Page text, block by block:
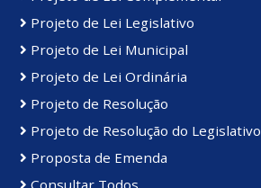
Projeto de Lei Legislativo
Projeto de Lei Municipal
Projeto de Lei Ordinária
Projeto de Resolução
Projeto de Resolução do Legislativo
Proposta de Emenda
Consultar Todos